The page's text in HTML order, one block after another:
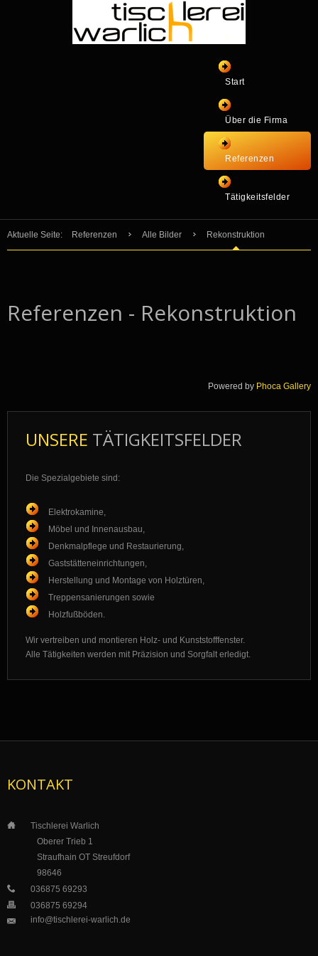
Start
Über die Firma
Referenzen
Tätigkeitsfelder
Aktuelle Seite: Referenzen Alle Bilder Rekonstruktion
Referenzen - Rekonstruktion
Powered by Phoca Gallery
UNSERE TÄTIGKEITSFELDER
Die Spezialgebiete sind:
Elektrokamine,
Möbel und Innenausbau,
Denkmalpflege und Restaurierung,
Gaststätteneinrichtungen,
Herstellung und Montage von Holztüren,
Treppensanierungen sowie
Holzfußböden.
Wir vertreiben und montieren Holz- und Kunststofffenster.
Alle Tätigkeiten werden mit Präzision und Sorgfalt erledigt.
KONTAKT
Tischlerei Warlich
Oberer Trieb 1
Straufhain OT Streufdorf
98646
036875 69293
036875 69294
info@tischlerei-warlich.de